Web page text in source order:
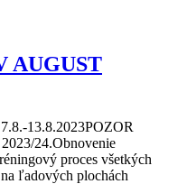
AUGUST
13.8.2023POZOR
24.Obnovenie
proces všetkých
ľadových plochách